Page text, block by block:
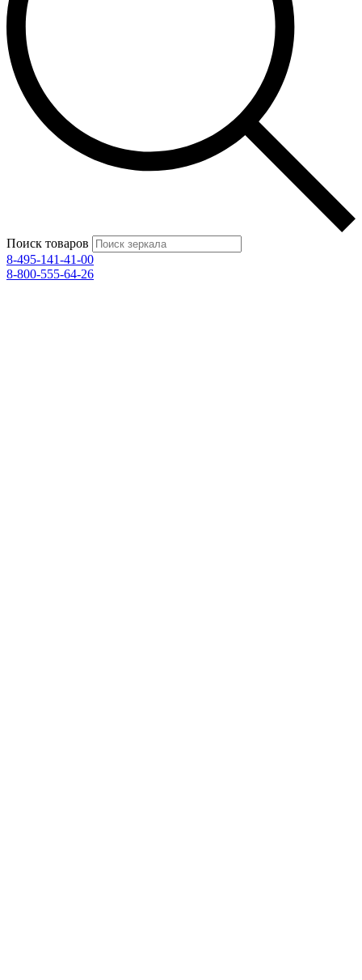
Поиск товаров
8-495-141-41-00
8-800-555-64-26